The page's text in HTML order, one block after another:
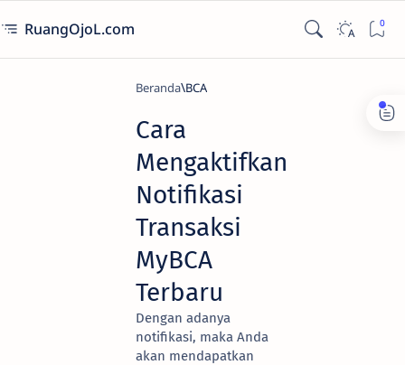
RuangOjoL.com
Beranda BCA
Cara
Mengaktifkan
Notifikasi
Transaksi
MyBCA
Terbaru
Dengan adanya
notifikasi, maka Anda
akan mendapatkan